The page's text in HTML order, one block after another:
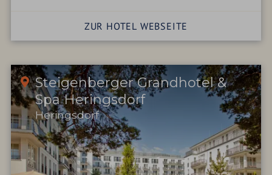
ZUR HOTEL WEBSEITE
Steigenberger Grandhotel &
Spa Heringsdorf
Heringsdorf